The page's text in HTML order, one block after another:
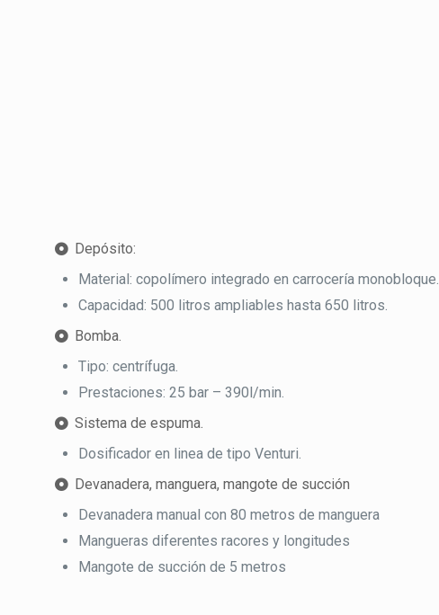
Depósito:
Material: copolímero integrado en carrocería monobloque.
Capacidad: 500 litros ampliables hasta 650 litros.
Bomba.
Tipo: centrífuga.
Prestaciones: 25 bar – 390l/min.
Sistema de espuma.
Dosificador en linea de tipo Venturi.
Devanadera, manguera, mangote de succión
Devanadera manual con 80 metros de manguera
Mangueras diferentes racores y longitudes
Mangote de succión de 5 metros